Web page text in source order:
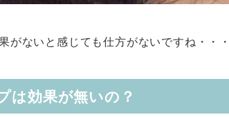
がないと感じても仕方がないですね・・・
は効果が無いの？